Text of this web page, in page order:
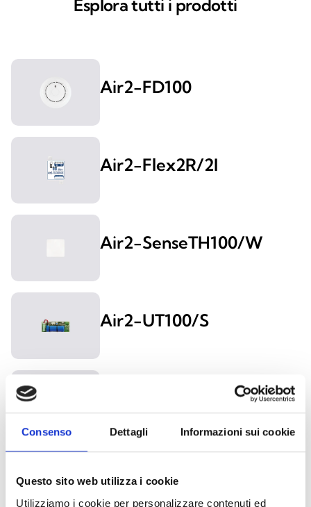
Consenso Dettagli Informazioni sui cookie
Questo sito web utilizza i cookie
Utilizziamo i cookie per personalizzare contenuti ed
Esplora tutti i prodotti
Air2-FD100
Air2-Flex2R/2I
Air2-SenseTH100/W
Air2-UT100/S
Flex5/R